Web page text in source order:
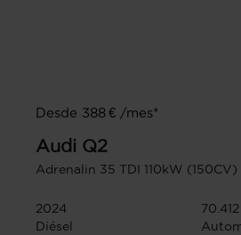
Desde 388 € /mes*
Audi Q2
Adrenalin 35 TDI 110kW
2024
Diésel